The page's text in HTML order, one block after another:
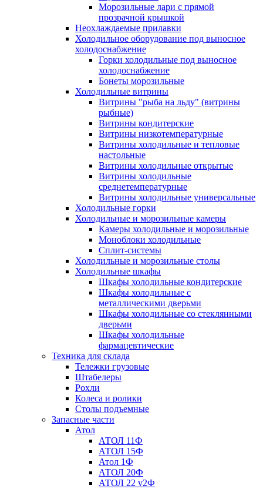
Морозильные лари с прямой
прозрачной крышкой
Неохлаждаемые прилавки
Холодильное оборудование под выносное
холодоснабжение
Горки холодильные под выносное
холодоснабжение
Бонеты морозильные
Холодильные витрины
Витрины "рыба на льду" (витрины
рыбные)
Витрины кондитерские
Витрины низкотемпературные
Витрины холодильные и тепловые
настольные
Витрины холодильные открытые
Витрины холодильные
среднетемпературные
Витрины холодильные универсальные
Холодильные горки
Холодильные и морозильные камеры
Камеры холодильные и морозильные
Моноблоки холодильные
Сплит-системы
Холодильные и морозильные столы
Холодильные шкафы
Шкафы холодильные кондитерские
Шкафы холодильные с
металлическими дверьми
Шкафы холодильные со стеклянными
дверьми
Шкафы холодильные
фармацевтические
Техника для склада
Тележки грузовые
Штабелеры
Рохли
Колеса и ролики
Столы подъемные
Запасные части
Атол
АТОЛ 11Ф
АТОЛ 15Ф
Атол 1Ф
АТОЛ 20Ф
АТОЛ 22 v2Ф